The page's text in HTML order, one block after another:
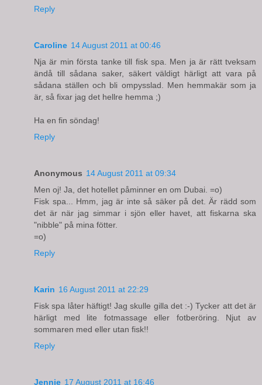
Reply
Caroline 14 August 2011 at 00:46
Nja är min första tanke till fisk spa. Men ja är rätt tveksam
ändå till sådana saker, säkert väldigt härligt att vara på
sådana ställen och bli ompysslad. Men hemmakär som ja
är, så fixar jag det hellre hemma ;)
Ha en fin söndag!
Reply
Anonymous 14 August 2011 at 09:34
Men oj! Ja, det hotellet påminner en om Dubai. =o)
Fisk spa... Hmm, jag är inte så säker på det. Är rädd som
det är när jag simmar i sjön eller havet, att fiskarna ska
"nibble" på mina fötter.
=o)
Reply
Karin 16 August 2011 at 22:29
Fisk spa låter häftigt! Jag skulle gilla det :-) Tycker att det är
härligt med lite fotmassage eller fotberöring. Njut av
sommaren med eller utan fisk!!
Reply
Jennie 17 August 2011 at 16:46